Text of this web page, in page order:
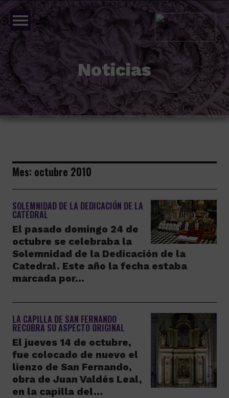
menu
Noticias
Mes: octubre 2010
SOLEMNIDAD DE LA DEDICACIÓN DE LA
CATEDRAL
El pasado domingo 24 de
octubre se celebraba la
Solemnidad de la Dedicación de la
Catedral. Este año la fecha estaba
marcada por…
LA CAPILLA DE SAN FERNANDO
RECOBRA SU ASPECTO ORIGINAL
El jueves 14 de octubre,
fue colocado de nuevo el
lienzo de San Fernando,
obra de Juan Valdés Leal,
en la capilla del…